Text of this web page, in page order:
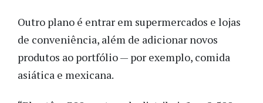
Outro plano é entrar em supermercados e lojas
de conveniência, além de adicionar novos
produtos ao portfólio — por exemplo, comida
asiática e mexicana.